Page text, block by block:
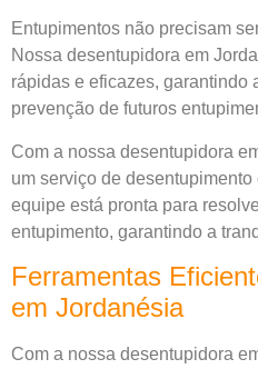
Entupimentos não precisam
Nossa desentupidora em
rápidas e eficazes, garantindo
prevenção de futuros
Com a nossa desentupidora
um serviço de
equipe está pronta para
entupimento, garantindo a
Ferramentas
em Jordanésia
Com a nossa desentupidora